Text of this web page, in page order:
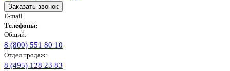
Заказать звонок
E-mail
Телефоны:
Общий:
8 (800) 551 80 10
Отдел продаж:
8 (495) 128 23 83